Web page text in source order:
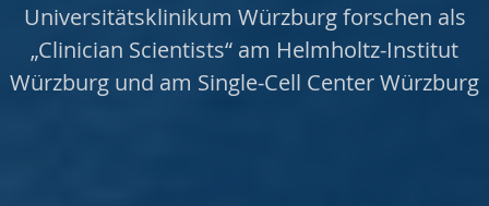
Universitätsklinikum Würzburg forschen als
„Clinician Scientists“ am Helmholtz-Institut
Würzburg und am Single-Cell Center Würzburg